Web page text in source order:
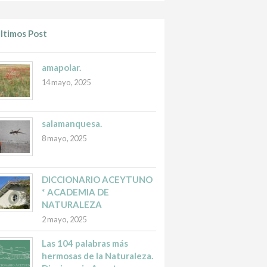
Post
amapolar.
14 mayo, 2025
salamanquesa.
8 mayo, 2025
DICCIONARIO ACEYTUNO
* ACADEMIA DE
NATURALEZA
2 mayo, 2025
Las 104 palabras más
hermosas de la Naturaleza.